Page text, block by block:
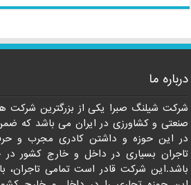
درباره ما
شرکت شیلنگ صبرا یکی از بزرگترین شرکت
صنعتی و کشاورزی در ایران می باشد که
در این حوزه و داشتن کادری مجرب و
تاجران بسیاری در داخل و خارج کشور
باشد.این شرکت قادر است تمامی تاجران،